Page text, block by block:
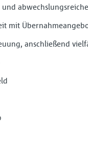
mit
anschließend